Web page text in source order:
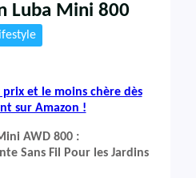
Luba Mini 800
et le moins chère dès
sur Amazon !
AWD 800 :
Sans Fil Pour les Jardins